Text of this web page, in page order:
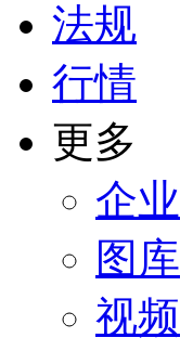
法规
行情
更多
企业
图库
视频